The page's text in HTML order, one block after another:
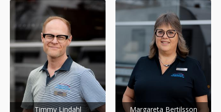
Timmy Lindahl Margareta Bertilsson